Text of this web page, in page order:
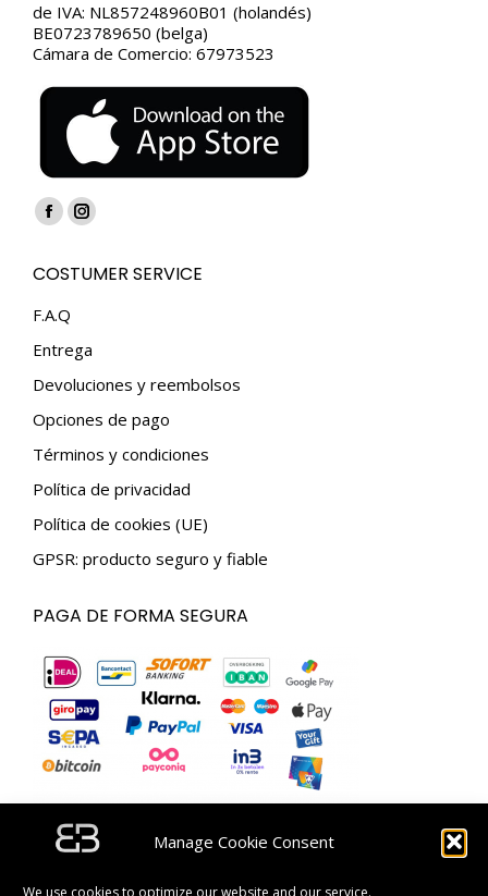
Manage Cookie Consent
We use cookies to optimize our website and our service.
de IVA: NL857248960B01 (holandés)
BE0723789650 (belga)
Cámara de Comercio: 67973523
Encuéntranos en:
Facebook
opens
in
window
Instagram
opens
window
COSTUMER SERVICE
F.A.Q
Entrega
Devoluciones y reembolsos
Opciones de pago
Términos y condiciones
Política de privacidad
Política de cookies (UE)
GPSR: producto seguro y fiable
PAGA DE FORMA SEGURA
SUSCRÍBETE Y OBTÉN UN CÓDIGO DE DESCUENTO
DE 5 €.